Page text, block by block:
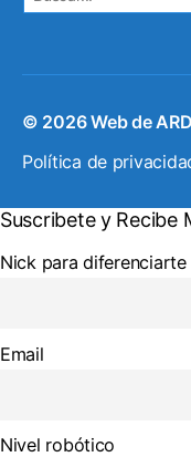
© 2026Web de
Política de
Suscribete y Recibe
Nick para diferenciarte
Email
Nivel robótico